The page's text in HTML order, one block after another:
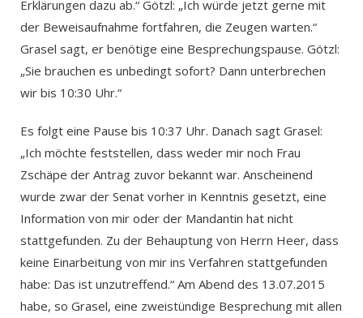
Erklärungen dazu ab.“ Götzl: „Ich würde jetzt gerne mit
der Beweisaufnahme fortfahren, die Zeugen warten.“
Grasel sagt, er benötige eine Besprechungspause. Götzl:
„Sie brauchen es unbedingt sofort? Dann unterbrechen
wir bis 10:30 Uhr.“
Es folgt eine Pause bis 10:37 Uhr. Danach sagt Grasel:
„Ich möchte feststellen, dass weder mir noch Frau
Zschäpe der Antrag zuvor bekannt war. Anscheinend
wurde zwar der Senat vorher in Kenntnis gesetzt, eine
Information von mir oder der Mandantin hat nicht
stattgefunden. Zu der Behauptung von Herrn Heer, dass
keine Einarbeitung von mir ins Verfahren stattgefunden
habe: Das ist unzutreffend.“ Am Abend des 13.07.2015
habe, so Grasel, eine zweistündige Besprechung mit allen